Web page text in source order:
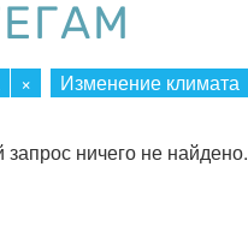
× Изменение климата
ничего не найдено.